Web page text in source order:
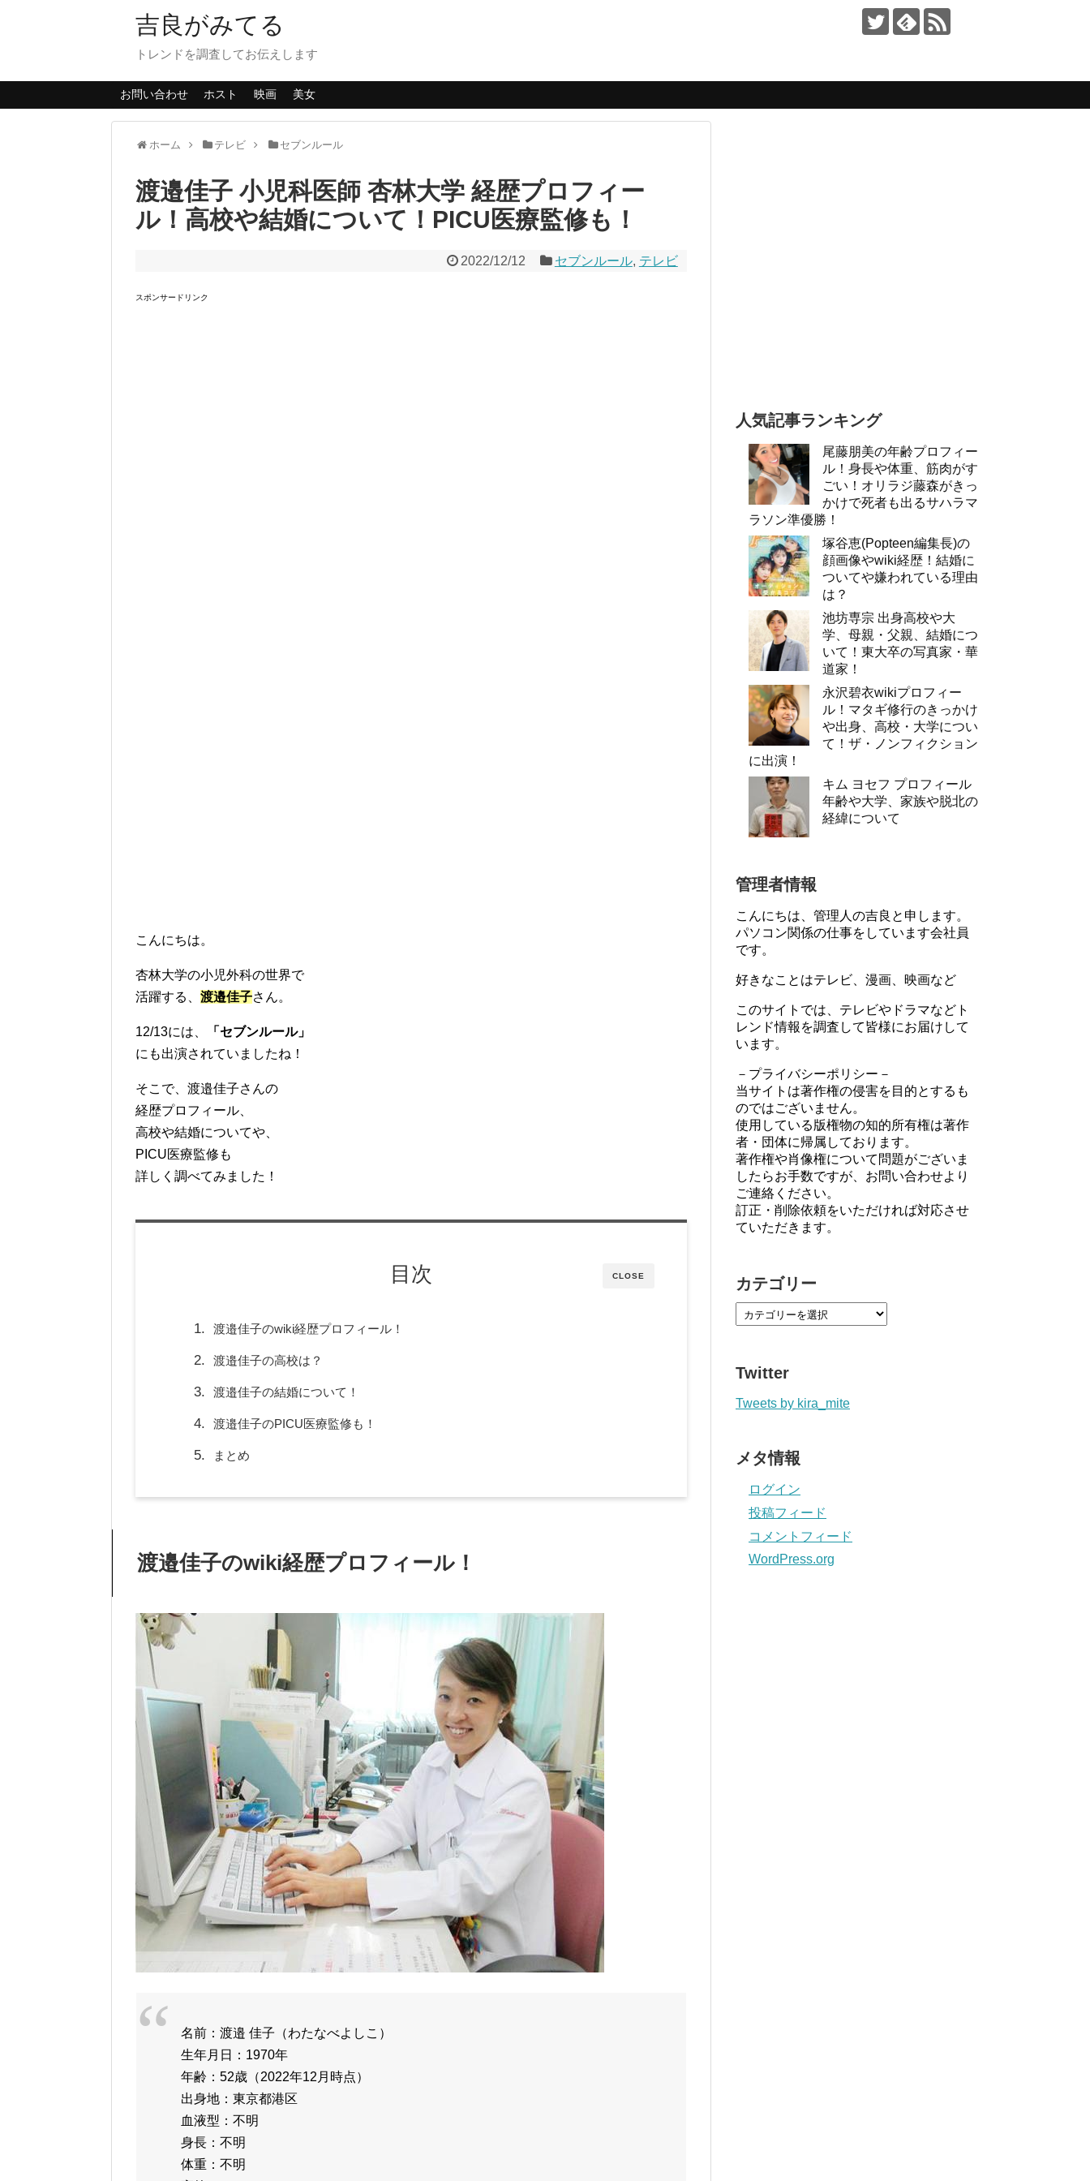
吉良がみてる
トレンドを調査してお伝えします
お問い合わせ ホスト 映画 美女
ホーム テレビ セブンルール
渡邉佳子 小児科医師 杏林大学 経歴プロフィー
ル！高校や結婚について！PICU医療監修も！
2022/12/12 セブンルール, テレビ
スポンサードリンク
こんにちは。
杏林大学の小児外科の世界で
活躍する、 渡邉佳子さん。
12/13には、
「セブンルール」
にも出演されていましたね！
そこで、渡邉佳子さんの
経歴プロフィール、
高校や結婚についてや、
PICU医療監修も
詳しく調べてみました！
CLOSE
目次
渡邉佳子のwiki経歴プロフィール！
渡邉佳子の高校は？
渡邉佳子の結婚について！
渡邉佳子のPICU医療監修も！
まとめ
渡邉佳子のwiki経歴プロフィール！
名前：渡邉 佳子（わたなべよしこ）
生年月日：1970年
年齢：52歳（2022年12月時点）
出身地：東京都港区
血液型：不明
身長：不明
体重：不明
人気記事ランキング
尾藤朋美の年齢プロフィー
ル！身長や体重、筋肉がす
ごい！オリラジ藤森がきっ
かけで死者も出るサハラマ
ラソン準優勝！
塚谷恵(Popteen編集長)の
顔画像やwiki経歴！結婚に
ついてや嫌われている理由
は？
池坊専宗 出身高校や大
学、母親・父親、結婚につ
いて！東大卒の写真家・華
道家！
永沢碧衣wikiプロフィー
ル！マタギ修行のきっかけ
や出身、高校・大学につい
て！ザ・ノンフィクション
に出演！
キム ヨセフ プロフィール
年齢や大学、家族や脱北の
経緯について
管理者情報
こんにちは、管理人の吉良と申します。
パソコン関係の仕事をしています会社員
です。
好きなことはテレビ、漫画、映画など
このサイトでは、テレビやドラマなどト
レンド情報を調査して皆様にお届けして
います。
－プライバシーポリシー－
当サイトは著作権の侵害を目的とするも
のではございません。
使用している版権物の知的所有権は著作
者・団体に帰属しております。
著作権や肖像権について問題がございま
したらお手数ですが、お問い合わせより
ご連絡ください。
訂正・削除依頼をいただければ対応させ
ていただきます。
カテゴリー
Twitter
Tweets by kira_mite
メタ情報
ログイン
投稿フィード
コメントフィード
WordPress.org